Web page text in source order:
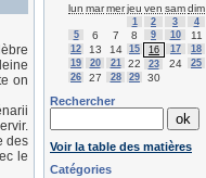
on
des
le
lun marmerjeu ven samdim
1 2 3
4
5
6 7 8 9 10 11
12 13 14 15 16 17
18
19
20 21 22 23 24
25
26
27 28 29 30
Rechercher
Voir la table des matières
Catégories